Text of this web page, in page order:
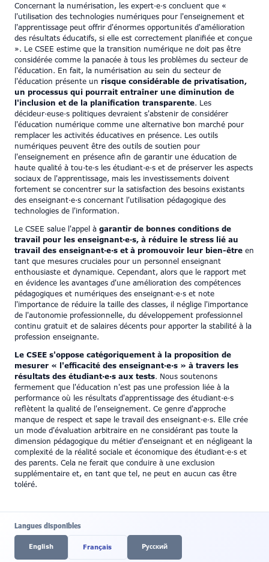
Concernant la numérisation, les expert·e·s concluent que «
l'utilisation des technologies numériques pour l'enseignement et
l'apprentissage peut offrir d'énormes opportunités d'amélioration
des résultats éducatifs, si elle est correctement planifiée et conçue
». Le CSEE estime que la transition numérique ne doit pas être
considérée comme la panacée à tous les problèmes du secteur de
l'éducation. En fait, la numérisation au sein du secteur de
l'éducation présente un risque considérable de privatisation,
un processus qui pourrait entraîner une diminution de
l'inclusion et de la planification transparente. Les
décideur·euse·s politiques devraient s'abstenir de considérer
l'éducation numérique comme une alternative bon marché pour
remplacer les activités éducatives en présence. Les outils
numériques peuvent être des outils de soutien pour
l'enseignement en présence afin de garantir une éducation de
haute qualité à tou·te·s les étudiant·e·s et de préserver les aspects
sociaux de l'apprentissage, mais les investissements doivent
fortement se concentrer sur la satisfaction des besoins existants
des enseignant·e·s concernant l'utilisation pédagogique des
technologies de l'information.
Le CSEE salue l'appel à garantir de bonnes conditions de
travail pour les enseignant·e·s, à réduire le stress lié au
travail des enseignant·e·s et à promouvoir leur bien-être en
tant que mesures cruciales pour un personnel enseignant
enthousiaste et dynamique. Cependant, alors que le rapport met
en évidence les avantages d'une amélioration des compétences
pédagogiques et numériques des enseignant·e·s et note
l'importance de réduire la taille des classes, il néglige l'importance
de l'autonomie professionnelle, du développement professionnel
continu gratuit et de salaires décents pour apporter la stabilité à la
profession enseignante.
Le CSEE s'oppose catégoriquement à la proposition de
mesurer « l'efficacité des enseignant·e·s » à travers les
résultats des étudiant·e·s aux tests. Nous soutenons
fermement que l'éducation n'est pas une profession liée à la
performance où les résultats d'apprentissage des étudiant·e·s
reflètent la qualité de l'enseignement. Ce genre d'approche
manque de respect et sape le travail des enseignant·e·s. Elle crée
un mode d'évaluation arbitraire en ne considérant pas toute la
dimension pédagogique du métier d'enseignant et en négligeant la
complexité de la réalité sociale et économique des étudiant·e·s et
des parents. Cela ne ferait que conduire à une exclusion
supplémentaire et, en tant que tel, ne peut en aucun cas être
toléré.
Langues disponibles
English Français Pусский